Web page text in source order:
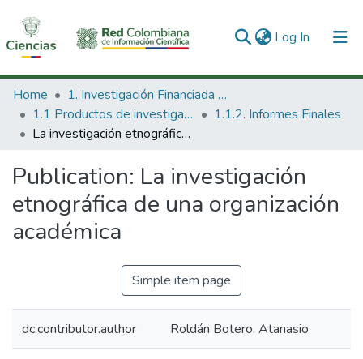
Log In (current)
Communities & Collections
All of DSpace
Home
1. Investigación Financiada con Recursos Públicos
1.1 Productos de investigación
1.1.2. Informes Finales
La investigación etnográfica de una organización académica
Publication: La investigación
etnográfica de una organización
académica
Simple item page
dc.contributor.author Roldán Botero, Atanasio